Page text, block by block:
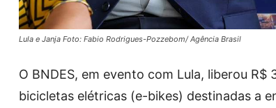
Lula e Janja Foto: Fabio Rodrigues-Pozzebom/ Agência Brasil
O BNDES, em evento com Lula, liberou
bicicletas elétricas (e-bikes) destinadas a